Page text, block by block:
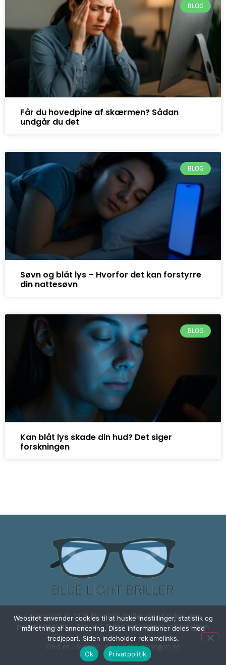
BLOG
Får du hovedpine af skærmen? Sådan
undgår du det
BLOG
Søvn og blåt lys – Hvorfor det kan forstyrre
din nattesøvn
BLOG
Kan blåt lys skade din hud? Det siger
forskningen
Copyright © 2021 Bluelight-briller.dk |Cookie- og
privatlivspolitik|Om os| Siden indeholder reklamelinks
Find os i Sverige: blue-light-glasogon.se
Websitet anvender cookies til at huske indstillinger, statistik og
målretning af annoncering. Disse informationer deles med
tredjepart. Siden indeholder reklamelinks.
Ok
Privatpolitik